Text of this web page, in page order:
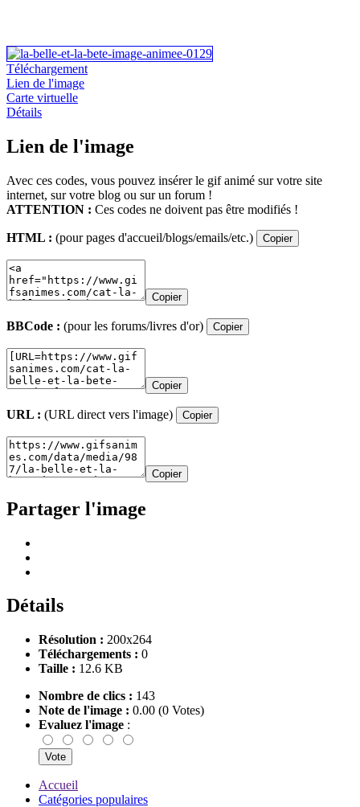
Téléchargement
Lien de l'image
Carte virtuelle
Détails
Lien de l'image
Avec ces codes, vous pouvez insérer le gif animé sur votre site
internet, sur votre blog ou sur un forum !
ATTENTION : Ces codes ne doivent pas être modifiés !
HTML : (pour pages d'accueil/blogs/emails/etc.) Copier
Copier
BBCode : (pour les forums/livres d'or) Copier
Copier
URL : (URL direct vers l'image) Copier
Copier
Partager l'image
Détails
Résolution : 200x264
Téléchargements : 0
Taille : 12.6 KB
Nombre de clics : 143
Note de l'image : 0.00 (0 Votes)
Evaluez l'image :
Accueil
Catégories populaires